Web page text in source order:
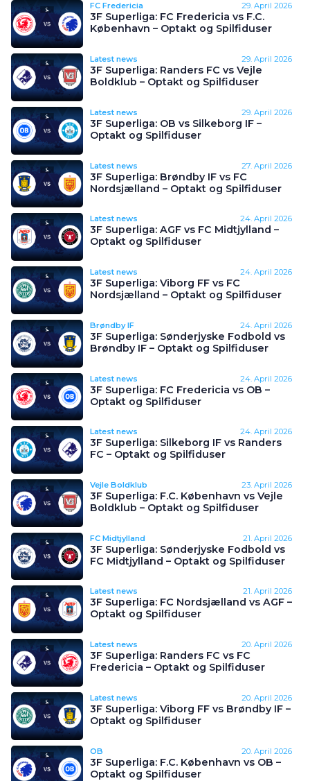
FC Fredericia 29. April 2026
3F Superliga: FC Fredericia vs F.C.
København – Optakt og Spilfiduser
Latest news 29. April 2026
3F Superliga: Randers FC vs Vejle
Boldklub – Optakt og Spilfiduser
Latest news 29. April 2026
3F Superliga: OB vs Silkeborg IF –
Optakt og Spilfiduser
Latest news 27. April 2026
3F Superliga: Brøndby IF vs FC
Nordsjælland – Optakt og Spilfiduser
Latest news 24. April 2026
3F Superliga: AGF vs FC Midtjylland –
Optakt og Spilfiduser
Latest news 24. April 2026
3F Superliga: Viborg FF vs FC
Nordsjælland – Optakt og Spilfiduser
Brøndby IF 24. April 2026
3F Superliga: Sønderjyske Fodbold vs
Brøndby IF – Optakt og Spilfiduser
Latest news 24. April 2026
3F Superliga: FC Fredericia vs OB –
Optakt og Spilfiduser
Latest news 24. April 2026
3F Superliga: Silkeborg IF vs Randers
FC – Optakt og Spilfiduser
Vejle Boldklub 23. April 2026
3F Superliga: F.C. København vs Vejle
Boldklub – Optakt og Spilfiduser
FC Midtjylland 21. April 2026
3F Superliga: Sønderjyske Fodbold vs
FC Midtjylland – Optakt og Spilfiduser
Latest news 21. April 2026
3F Superliga: FC Nordsjælland vs AGF –
Optakt og Spilfiduser
Latest news 20. April 2026
3F Superliga: Randers FC vs FC
Fredericia – Optakt og Spilfiduser
Latest news 20. April 2026
3F Superliga: Viborg FF vs Brøndby IF –
Optakt og Spilfiduser
OB 20. April 2026
3F Superliga: F.C. København vs OB –
Optakt og Spilfiduser